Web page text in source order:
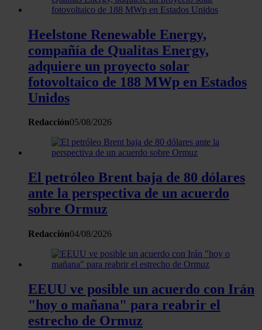
sección de datos. Puede cambiar o retirar su
consentimiento en cualquier momento en la Declaración
de cookies.
Las cookies de este sitio web se usan para personalizar
el contenido y los anuncios, ofrecer funciones de redes
sociales y analizar el tráfico. Además, compartimos
información sobre el uso que haga del sitio web con
que les haya proporcionado o que hayan recopilado a
partir del uso que haya hecho de sus servicios.
Heelstone Renewable Energy,
compañía de Qualitas Energy,
adquiere un proyecto solar
fotovoltaico de 188 MWp en Estados
Unidos
Redacción05/08/2026
El petróleo Brent baja de 80 dólares
ante la perspectiva de un acuerdo
sobre Ormuz
Redacción04/08/2026
EEUU ve posible un acuerdo con Irán
"hoy o mañana" para reabrir el
estrecho de Ormuz